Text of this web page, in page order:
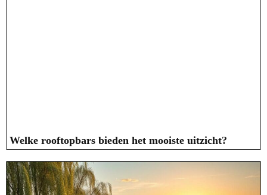
Welke rooftopbars bieden het mooiste uitzicht?